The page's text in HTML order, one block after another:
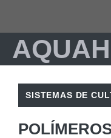
contenido
SISTEMAS DE